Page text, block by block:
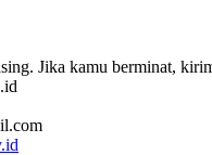
Jika kamu berminat,